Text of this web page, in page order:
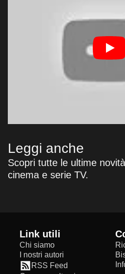
Leggi anche
Scopri tutte le ultime
cinema e serie TV.
Link utili
Chi siamo
I nostri autori
RSS Feed